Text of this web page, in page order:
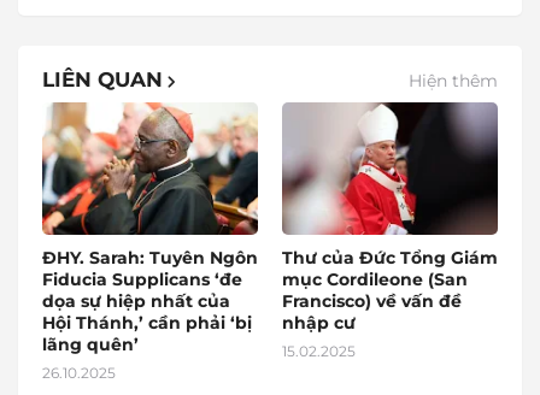
LIÊN QUAN Hiện thêm
ĐHY. Sarah: Tuyên Ngôn
Fiducia Supplicans ‘đe
dọa sự hiệp nhất của
Hội Thánh,’ cần phải ‘bị
lãng quên’
26.10.2025
Thư của Đức Tổng Giám
mục Cordileone (San
Francisco) về vấn đề
nhập cư
15.02.2025